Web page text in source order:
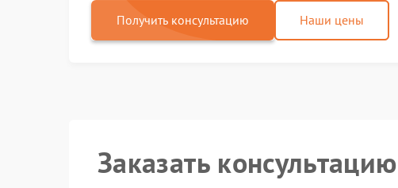
Получить консультацию Наши цены
Заказать консультацию